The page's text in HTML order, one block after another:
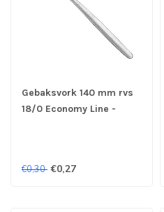
Gebaksvork 140 mm rvs
18/0 Economy Line -
€0,30 €0,27